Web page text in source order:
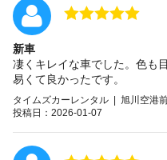
新車
凄くキレイな車でした。色も
易くて良かったです。
タイムズカーレンタル | 旭川空港
投稿日：2026-01-07